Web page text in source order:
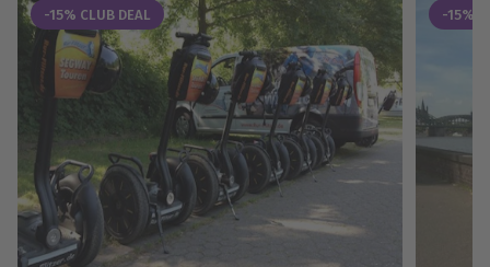
-15% CLUB DEAL -15%